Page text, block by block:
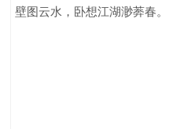
壁图云水，卧想江湖渺莾春。